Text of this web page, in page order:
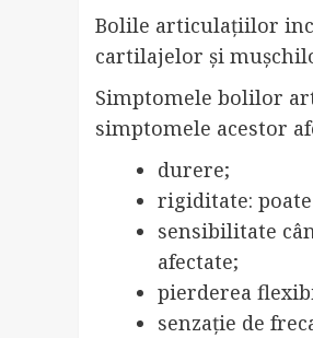
Bolile articulațiilor
cartilajelor și
Simptomele bolilor
simptomele acestor
durere;
rigiditate:
sensibilitate
afectate;
pierderea
senzație de